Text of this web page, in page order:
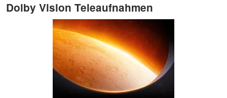
Dolby Vision Teleaufnahmen